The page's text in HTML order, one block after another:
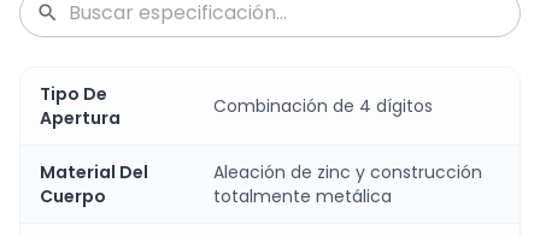
Tipo De
Apertura
Combinación de 4 dígitos
Material Del
Cuerpo
Aleación de zinc y construcción
totalmente metálica